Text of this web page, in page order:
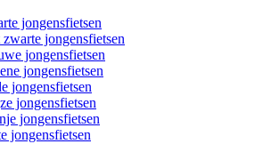
jongensfietsen
jongensfietsen
jongensfietsen
jongensfietsen
jongensfietsen
jongensfietsen
jongensfietsen
jongensfietsen